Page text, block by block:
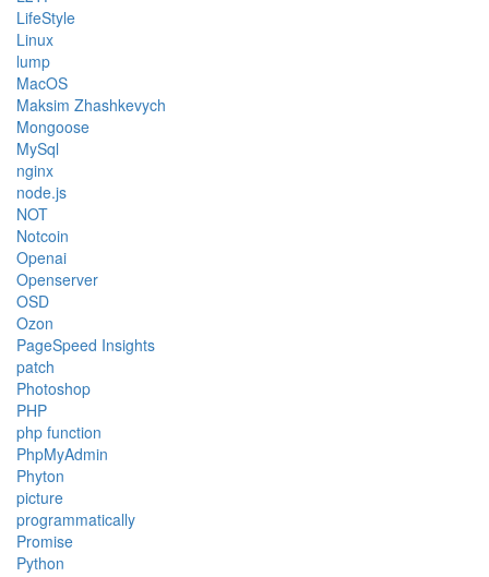
LifeStyle
Linux
lump
MacOS
Maksim Zhashkevych
Mongoose
MySql
nginx
node.js
NOT
Notcoin
Openai
Openserver
OSD
Ozon
PageSpeed Insights
patch
Photoshop
PHP
php function
PhpMyAdmin
Phyton
picture
programmatically
Promise
Python